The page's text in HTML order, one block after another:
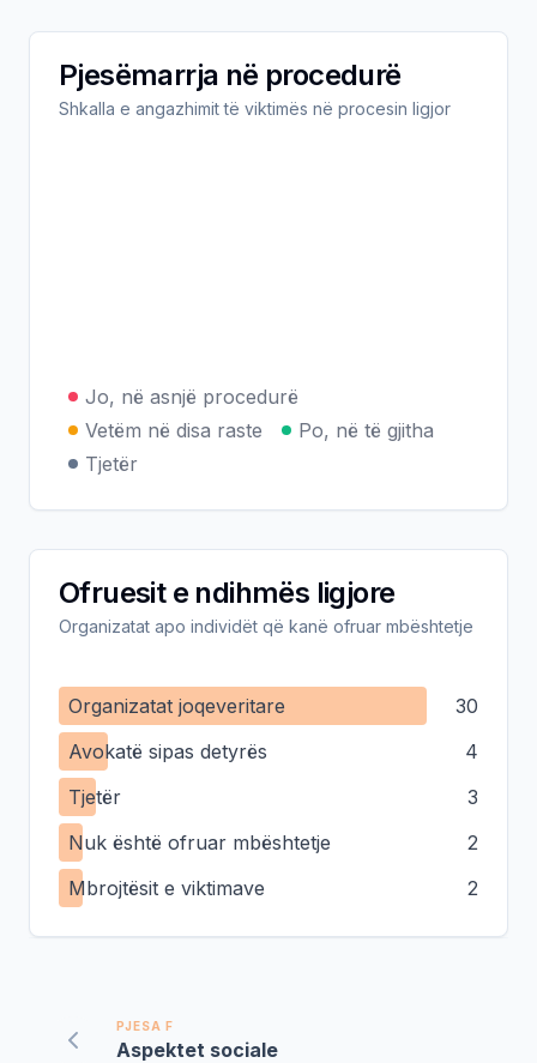
Pjesëmarrja në procedurë
Shkalla e angazhimit të viktimës në procesin ligjor
Jo, në asnjë procedurë
Vetëm në disa raste
Po, në të gjitha
Tjetër
Ofruesit e ndihmës ligjore
Organizatat apo individët që kanë ofruar mbështetje
Organizatat joqeveritare
Avokatë sipas detyrës
Tjetër
Nuk është ofruar mbështetje
Mbrojtësit e viktimave
30
4
3
2
2
PJESA F
Aspektet sociale